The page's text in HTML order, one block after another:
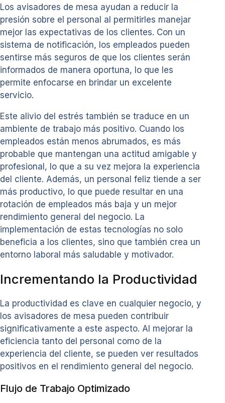
Los avisadores de mesa ayudan a reducir la
presión sobre el personal al permitirles manejar
mejor las expectativas de los clientes. Con un
sistema de notificación, los empleados pueden
sentirse más seguros de que los clientes serán
informados de manera oportuna, lo que les
permite enfocarse en brindar un excelente
servicio.
Este alivio del estrés también se traduce en un
ambiente de trabajo más positivo. Cuando los
empleados están menos abrumados, es más
probable que mantengan una actitud amigable y
profesional, lo que a su vez mejora la experiencia
del cliente. Además, un personal feliz tiende a ser
más productivo, lo que puede resultar en una
rotación de empleados más baja y un mejor
rendimiento general del negocio. La
implementación de estas tecnologías no solo
beneficia a los clientes, sino que también crea un
entorno laboral más saludable y motivador.
Incrementando la Productividad
La productividad es clave en cualquier negocio, y
los avisadores de mesa pueden contribuir
significativamente a este aspecto. Al mejorar la
eficiencia tanto del personal como de la
experiencia del cliente, se pueden ver resultados
positivos en el rendimiento general del negocio.
Flujo de Trabajo Optimizado